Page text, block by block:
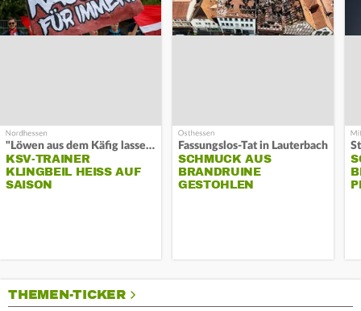
"Löwen aus dem Käfig lassen"
KSV-TRAINER
KLINGBEIL HEISS AUF S
AISON
Fassungslos-Tat in Lauterbach
SCHMUCK AUS
BRANDRUINE
GESTOHLEN
THEMEN-TICKER